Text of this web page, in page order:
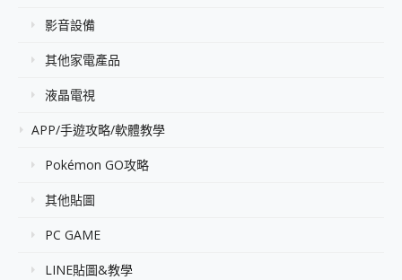
影音設備
其他家電產品
液晶電視
APP/手遊攻略/軟體教學
Pokémon GO攻略
其他貼圖
PC GAME
LINE貼圖&教學